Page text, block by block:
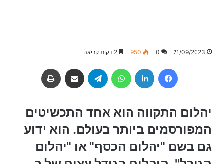
21/09/2023
0
950
Facebook
LinkedIn
WhatsApp
Telegram שיתוף באמצעות מייל
יהלום התקווה הוא אחד התכשיטים
המפורסמים ביותר בעולם. הוא ידוע
גם בשם "יהלום הכסף" או "יהלום